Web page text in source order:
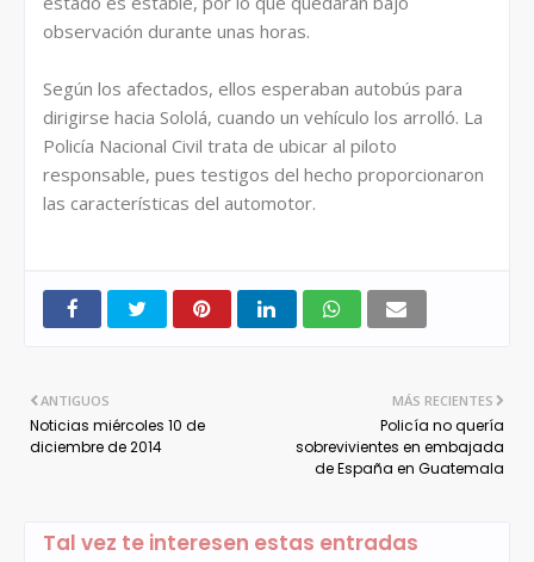
observación durante unas horas.
Según los afectados, ellos esperaban autobús para
dirigirse hacia Sololá, cuando un vehículo los arrolló. La
Policía Nacional Civil trata de ubicar al piloto
responsable, pues testigos del hecho proporcionaron
las características del automotor.
MÁS RECIENTES
Policía no quería
sobrevivientes en embajada
de España en Guatemala
ANTIGUOS
Noticias miércoles 10 de
diciembre de 2014
Tal vez te interesen estas entradas